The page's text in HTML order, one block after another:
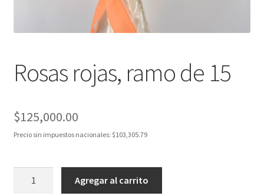
Rosas rojas, ramo de 15
$125,000.00
Precio sin impuestos nacionales: $103,305.79
Agregar al carrito